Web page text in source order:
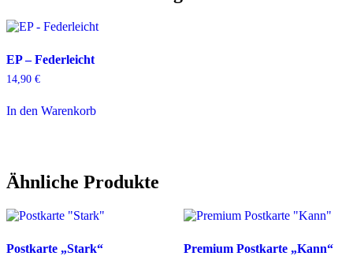
EP – Federleicht
14,90 €
In den Warenkorb
Ähnliche Produkte
Postkarte „Stark“ Premium Postkarte „Kann“